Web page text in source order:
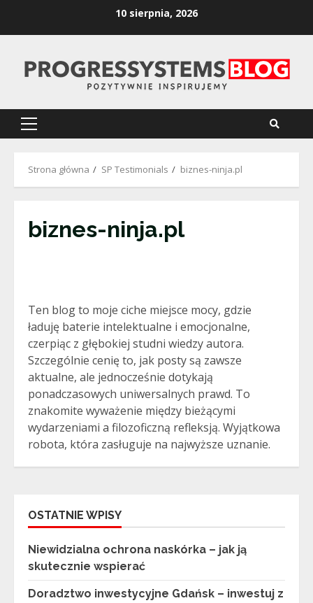
10 sierpnia, 2026
Primary
Strona główna SP Testimonials biznes-ninja.pl
biznes-ninja.pl
Ten blog to moje ciche miejsce mocy, gdzie
ładuję baterie intelektualne i emocjonalne,
czerpiąc z głębokiej studni wiedzy autora.
Szczególnie cenię to, jak posty są zawsze
aktualne, ale jednocześnie dotykają
ponadczasowych uniwersalnych prawd. To
znakomite wyważenie między bieżącymi
wydarzeniami a filozoficzną refleksją. Wyjątkowa
robota, która zasługuje na najwyższe uznanie.
OSTATNIE WPISY
Niewidzialna ochrona naskórka – jak ją
skutecznie wspierać
Doradztwo inwestycyjne Gdańsk – inwestuj z